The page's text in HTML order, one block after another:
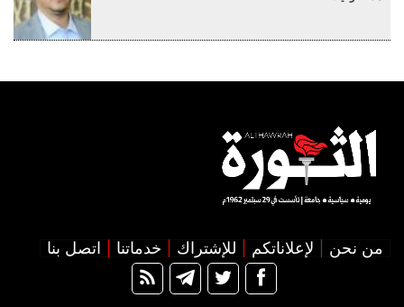
من نحن لإعلاناتكم للإشتراك خدماتنا اتصل بنا